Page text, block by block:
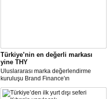
Türkiye’nin en değerli markası
yine THY
Uluslararası marka değerlendirme
kuruluşu Brand Finance'ın
araştırmasına göre Türk Hava Yolları, 2
milyar dolara yaklaşan marka değeriyle